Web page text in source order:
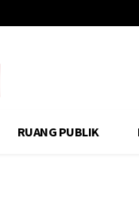
RUANG PUBLIK